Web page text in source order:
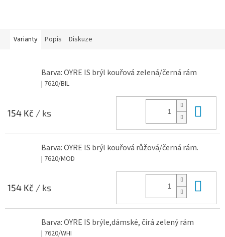
Varianty Popis Diskuze
Barva: OYRE IS brýl kouřová zelená/černá rám
| 7620/BIL
154 Kč / ks
Barva: OYRE IS brýl kouřová růžová/černá rám.
| 7620/MOD
154 Kč / ks
Barva: OYRE IS brýle,dámské, čirá zelený rám
| 7620/WHI